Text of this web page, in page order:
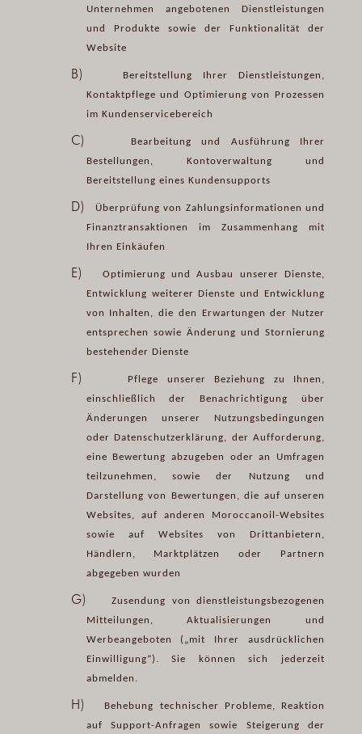
Unternehmen angebotenen Dienstleistungen
und Produkte sowie der Funktionalität der
Website
B)
Bereitstellung Ihrer Dienstleistungen,
Kontaktpflege und Optimierung von Prozessen
im Kundenservicebereich
C)
Bearbeitung und Ausführung Ihrer
Bestellungen, Kontoverwaltung und
Bereitstellung eines Kundensupports
D)
Überprüfung von Zahlungsinformationen und
Finanztransaktionen im Zusammenhang mit
Ihren Einkäufen
E)
Optimierung und Ausbau unserer Dienste,
Entwicklung weiterer Dienste und Entwicklung
von Inhalten, die den Erwartungen der Nutzer
entsprechen sowie Änderung und Stornierung
bestehender Dienste
F)
Pflege unserer Beziehung zu Ihnen,
einschließlich der Benachrichtigung über
Änderungen unserer Nutzungsbedingungen
oder Datenschutzerklärung, der Aufforderung,
eine Bewertung abzugeben oder an Umfragen
teilzunehmen, sowie der Nutzung und
Darstellung von Bewertungen, die auf unseren
Websites, auf anderen Moroccanoil-Websites
sowie auf Websites von Drittanbietern,
Händlern, Marktplätzen oder Partnern
abgegeben wurden
G)
Zusendung von dienstleistungsbezogenen
Mitteilungen, Aktualisierungen und
Werbeangeboten („mit Ihrer ausdrücklichen
Einwilligung“). Sie können sich jederzeit
abmelden.
H)
Behebung technischer Probleme, Reaktion
auf Support-Anfragen sowie Steigerung der